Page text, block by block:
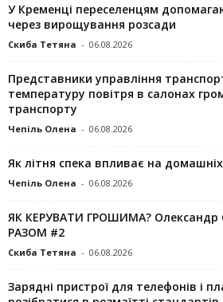
У Кременці переселенцям
через вирощування розсади
Скиба Тетяна - 06.08.2026
Представники управління
температуру повітря в салонах
транспорту
Чепіль Олена - 06.08.2026
Як літня спека впливає на
Чепіль Олена - 06.08.2026
ЯК КЕРУВАТИ ГРОШИМА?
РАЗОМ #2
Скиба Тетяна - 06.08.2026
Зарядні пристрої для телефонів і